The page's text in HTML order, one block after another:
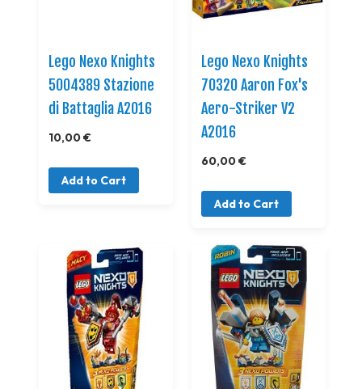
Lego Nexo Knights
5004389 Stazione
di Battaglia A2016
10,00 €
Add to Cart
Lego Nexo Knights
70320 Aaron Fox's
Aero-Striker V2
A2016
60,00 €
Add to Cart